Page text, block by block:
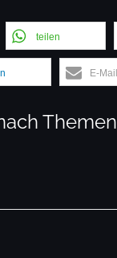
teilen
E-Mail
Themen